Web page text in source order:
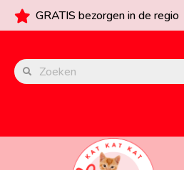
GRATIS bezorgen in de regio